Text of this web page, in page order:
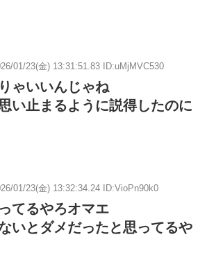
01/23(金) 13:31:51.83 ID:uMjMVC530
ゃいいんじゃね
い止まるように説得したのに
01/23(金) 13:32:34.24 ID:VioPn90k0
てるやろオマエ
いとダメだったと思ってるや